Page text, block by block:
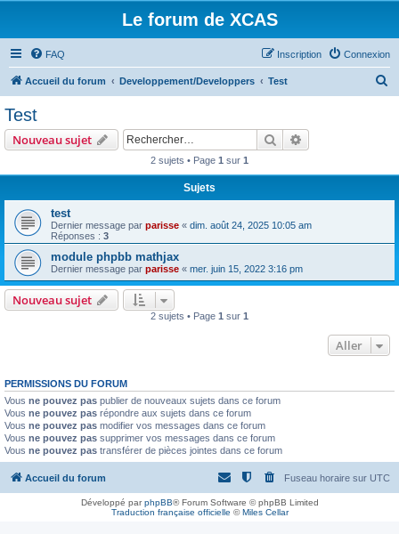
Le forum de XCAS
FAQ Connexion
Inscription
Accueil du forum Developpement/Developpers Test
Test
Nouveau sujet Rechercher
2 sujets • Page 1 sur 1
Sujets
test
Dernier message par parisse « dim. août 24, 2025 10:05 am
Réponses : 3
module phpbb mathjax
Dernier message par parisse « mer. juin 15, 2022 3:16 pm
Nouveau sujet
2 sujets • Page 1 sur 1
Aller
PERMISSIONS DU FORUM
Vous ne pouvez pas publier de nouveaux sujets dans ce forum
Vous ne pouvez pas répondre aux sujets dans ce forum
Vous ne pouvez pas modifier vos messages dans ce forum
Vous ne pouvez pas supprimer vos messages dans ce forum
Vous ne pouvez pas transférer de pièces jointes dans ce forum
Accueil du forum Fuseau horaire sur UTC
Développé parphpBB® Forum Software © phpBB Limited
Traduction française officielle ©Miles Cellar